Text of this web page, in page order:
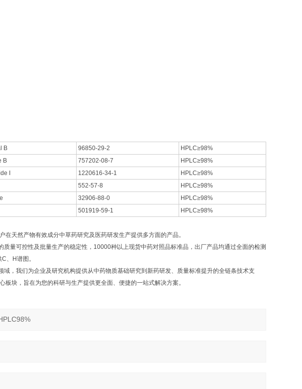
B 96850-29-2
HPLC≥98%
B 757202-08-7
HPLC≥98%
I 1220616-34-1
HPLC≥98%
552-57-8
HPLC≥98%
32906-88-0
HPLC≥98%
501919-59-1 HPLC≥98%
天然产物有效成分中草药研究及医药研发生产提供多方面的产品。
量可控性及批量生产的稳定性，10000种以上现货中药对照品标准品，出厂产品均通过全面的检测
、H谱图。
，我们为企业及研究机构提供从中药物质基础研究到新药研发、质量标准提升的全链条技术支
块，旨在为您的科研与生产提供更全面、便捷的一站式解决方案。